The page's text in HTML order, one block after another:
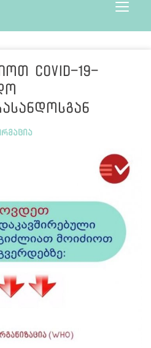
Toggle
Covid-19-